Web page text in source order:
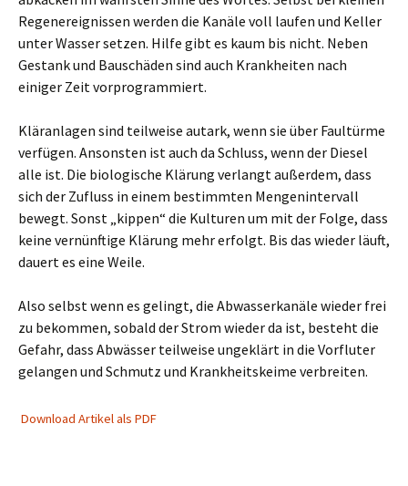
Regenereignissen werden die Kanäle voll laufen und Keller
unter Wasser setzen. Hilfe gibt es kaum bis nicht. Neben
Gestank und Bauschäden sind auch Krankheiten nach
einiger Zeit vorprogrammiert.
Kläranlagen sind teilweise autark, wenn sie über Faultürme
verfügen. Ansonsten ist auch da Schluss, wenn der Diesel
alle ist. Die biologische Klärung verlangt außerdem, dass
sich der Zufluss in einem bestimmten Mengenintervall
bewegt. Sonst „kippen“ die Kulturen um mit der Folge, dass
keine vernünftige Klärung mehr erfolgt. Bis das wieder läuft,
dauert es eine Weile.
Also selbst wenn es gelingt, die Abwasserkanäle wieder frei
zu bekommen, sobald der Strom wieder da ist, besteht die
Gefahr, dass Abwässer teilweise ungeklärt in die Vorfluter
gelangen und Schmutz und Krankheitskeime verbreiten.
Download Artikel als PDF